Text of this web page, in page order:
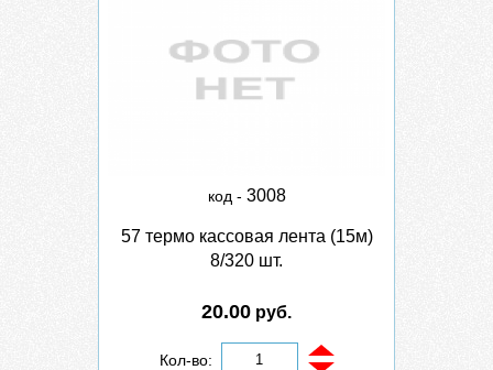
код - 3008
57 термо кассовая лента (15м)
8/320 шт.
20.00 руб.
Кол-во: